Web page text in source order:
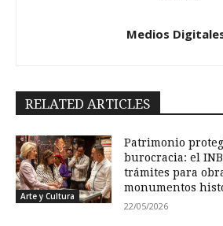
Medios
RELATED ARTICLES
Arte y Cultura
Patrimonio
burocracia: el
trámites para
monumentos
22/05/2026